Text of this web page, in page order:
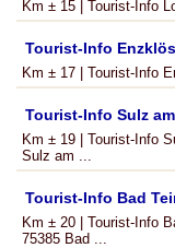
Km ± 15 | Tourist-Info
Tourist-Info
Km ± 17 | Tourist-Info
Tourist-Info Sulz
Km ± 19 | Tourist-Info
Sulz am ...
Tourist-Info Bad
Km ± 20 | Tourist-Info
75385 Bad ...